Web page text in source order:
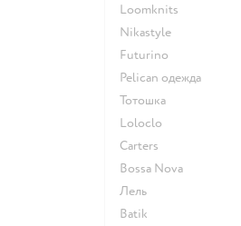
Loomknits
Nikastyle
Futurino
Pelican одежда
Тотошка
Loloclo
Сarters
Bossa Nova
Лель
Batik